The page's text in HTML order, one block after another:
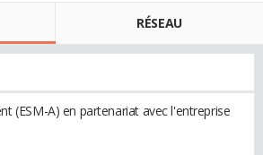
RÉSEAU
(ESM-A) en partenariat avec l'entreprise